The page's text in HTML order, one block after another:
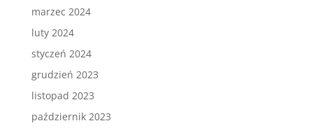
marzec 2024
luty 2024
styczeń 2024
grudzień 2023
listopad 2023
październik 2023